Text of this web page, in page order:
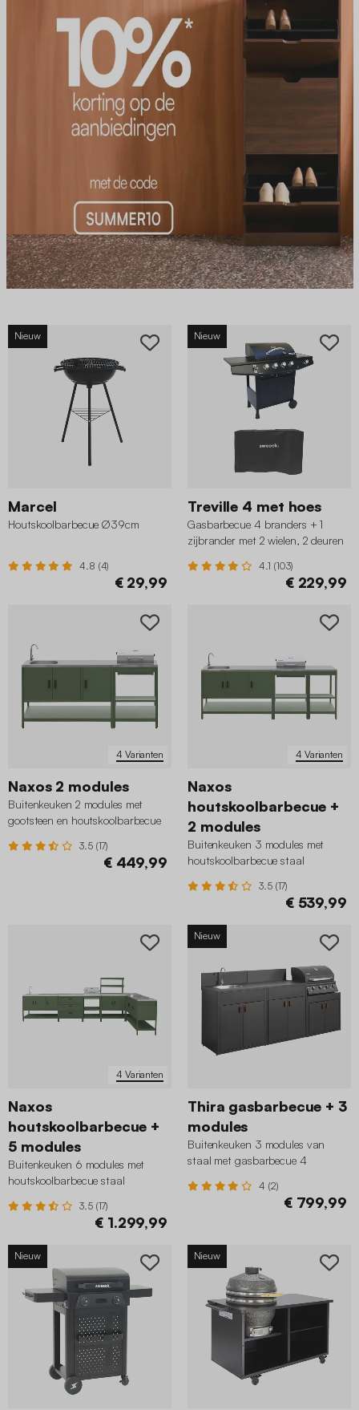
Nieuw
Marcel
Houtskoolbarbecue Ø39cm
4.8 (4)
€ 29,99
Nieuw
Treville 4 met hoes
Gasbarbecue 4 branders + 1
zijbrander met 2 wielen, 2 deuren
4.1 (103)
€ 229,99
4 Varianten
Naxos 2 modules
Buitenkeuken 2 modules met
gootsteen en houtskoolbarbecue
3.5 (17)
€ 449,99
4 Varianten
Naxos
houtskoolbarbecue +
2 modules
Buitenkeuken 3 modules met
houtskoolbarbecue staal
3.5 (17)
€ 539,99
4 Varianten
Naxos
houtskoolbarbecue +
5 modules
Buitenkeuken 6 modules met
houtskoolbarbecue staal
3.5 (17)
€ 1.299,99
Nieuw
Thira gasbarbecue + 3
modules
Buitenkeuken 3 modules van
staal met gasbarbecue 4
4 (2)
€ 799,99
Nieuw Nieuw